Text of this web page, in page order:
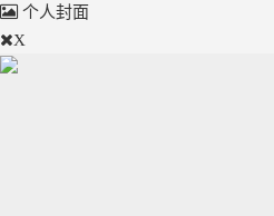
个人封面
X